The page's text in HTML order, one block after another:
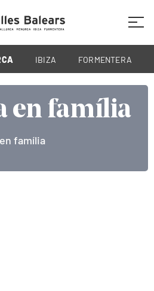
IBIZA FORMENTERA
en família
família
en família
família